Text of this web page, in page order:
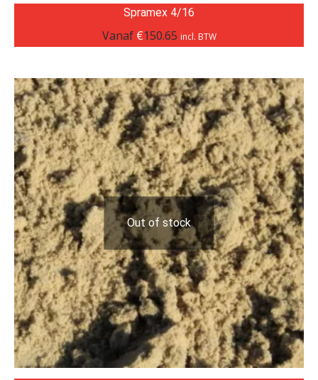
Spramex 4/16
Vanaf €150.65 incl. BTW
Out of stock